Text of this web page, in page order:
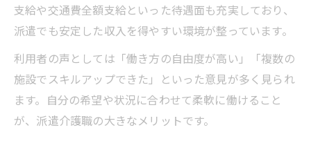
支給や交通費全額支給といった待遇面も充実しており、
派遣でも安定した収入を得やすい環境が整っています。
利用者の声としては「働き方の自由度が高い」「複数の
施設でスキルアップできた」といった意見が多く見られ
ます。自分の希望や状況に合わせて柔軟に働けること
が、派遣介護職の大きなメリットです。